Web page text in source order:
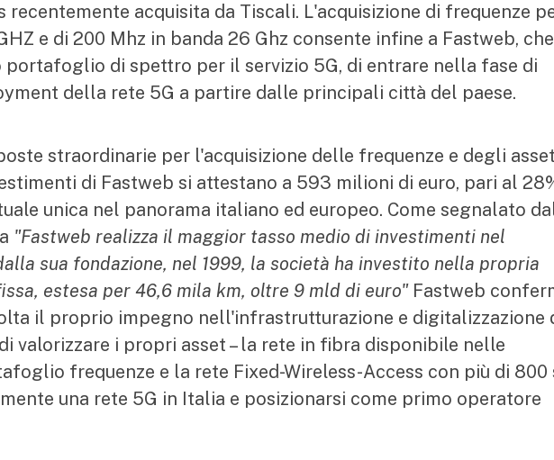
recentemente acquisita da Tiscali. L'acquisizione di frequenze
e di 200 Mhz in banda 26 Ghz consente infine a Fastweb,
di spettro per il servizio 5G, di entrare nella fase di
della rete 5G a partire dalle principali città del paese.
straordinarie per l'acquisizione delle frequenze e degli asset
di Fastweb si attestano a 593 milioni di euro, pari al
unica nel panorama italiano ed europeo. Come segnalato
"Fastweb realizza il maggior tasso medio di investimenti nel
sua fondazione, nel 1999, la società ha investito nella propria
estesa per 46,6 mila km, oltre 9 mld di euro"Fastweb
il proprio impegno nell'infrastrutturazione e digitalizzazione
valorizzare i propri asset – la rete in fibra disponibile nelle
frequenze e la rete Fixed-Wireless-Access con più di 800
una rete 5G in Italia e posizionarsi come primo operatore